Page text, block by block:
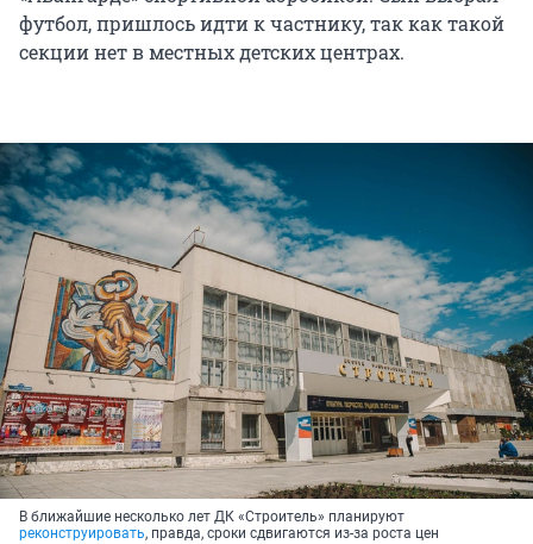
футбол, пришлось идти к частнику, так как такой
секции нет в местных детских центрах.
В ближайшие несколько лет ДК «Строитель» планируют
реконструировать, правда, сроки сдвигаются из-за роста цен